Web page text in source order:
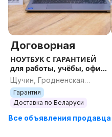
Договорная
НОУТБУК С ГАРАНТИЕЙ
для работы, учёбы, офиса
и игр
Щучин, Гродненская
область
Гарантия
Доставка по Беларуси
Все объявления продавца